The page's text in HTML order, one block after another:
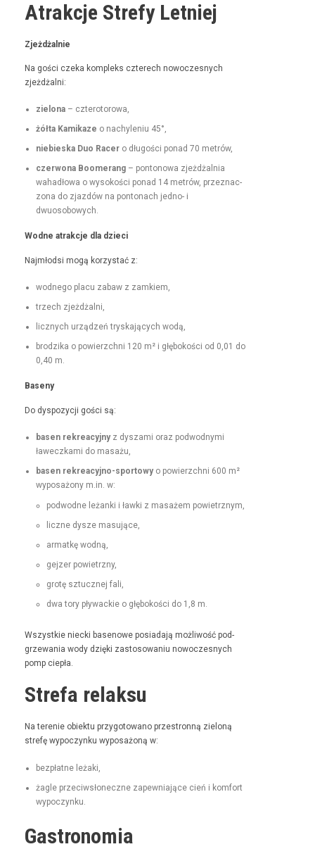
Atrakcje Strefy Letniej
Zjeżdżal­nie
Na goś­ci czeka kom­pleks czterech nowoczes­nych
zjeżdżalni:
zielona– czterotorowa,
żół­ta Kamikaze o nachyle­niu 45°,
niebies­ka Duo Rac­ero dłu­goś­ci pon­ad 70 metrów,
czer­wona Boomerang– pontonowa zjeżdżal­nia
wahadłowa o wysokoś­ci pon­ad 14 metrów, przez­nac­
zona do zjazdów na pon­tonach jed­no- i
dwuosobowych.
Wodne atrakc­je dla dzieci
Najmłod­si mogą korzys­tać z:
wod­nego placu zabaw z zamkiem,
trzech zjeżdżal­ni,
licznych urządzeń tryska­ją­cych wodą,
brodzi­ka o powierzch­ni 120 m² i głębokoś­ci od 0,01 do
0,40 m.
Base­ny
Do dys­pozy­cji goś­ci są:
basen rekrea­cyjnyz dysza­mi oraz pod­wod­ny­mi
ławeczka­mi do masażu,
basen rekrea­cyjno-sportowyo powierzch­ni 600 m²
wyposażony m.in. w:
pod­wodne leżan­ki i ław­ki z masażem powietrznym,
liczne dysze masujące,
armatkę wod­ną,
gejz­er powietrzny,
grotę sztucznej fali,
dwa tory pływack­ie o głębokoś­ci do 1,8 m.
Wszys­tkie niec­ki basenowe posi­ada­ją możli­wość pod­
grze­wa­nia wody dzię­ki zas­tosowa­niu nowoczes­nych
pomp ciepła.
Strefa relaksu
Na tere­nie obiek­tu przy­go­towano prze­stron­ną zieloną
stre­fę wypoczynku wyposażoną w:
bezpłatne leża­ki,
żagle prze­ci­wsłoneczne zapew­ni­a­jące cień i kom­fort
wypoczynku.
Gastronomia